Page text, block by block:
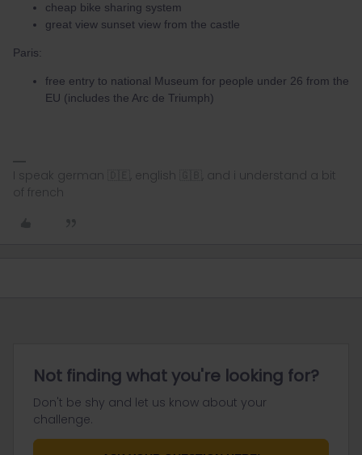
cheap bike sharing system
great view sunset view from the castle
Paris:
free entry to national Museum for people under 26 from the
EU (includes the Arc de Triumph)
I speak german 🇩🇪, english 🇬🇧, and i understand a bit
of french
Not finding what you're looking for?
Don't be shy and let us know about your
challenge.